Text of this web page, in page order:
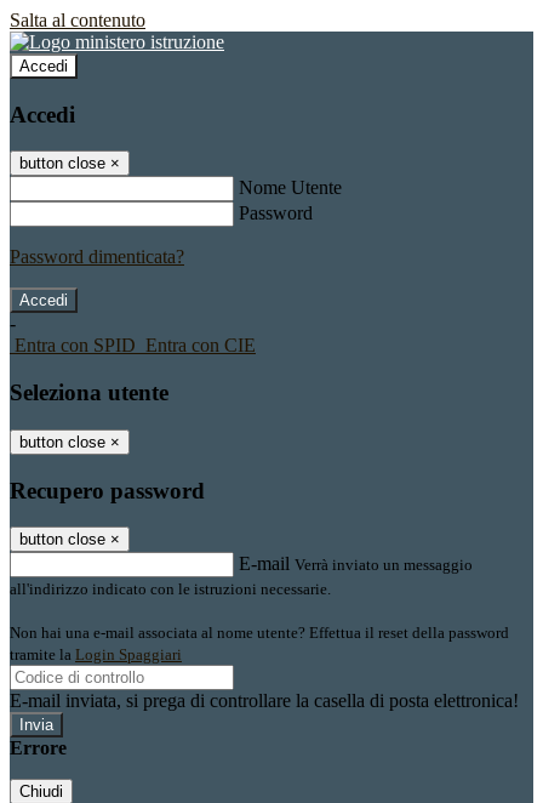
Salta al contenuto
Accedi
Accedi
button close ×
Nome Utente
Password
Password dimenticata?
-
Entra con SPID Entra con CIE
Seleziona utente
button close ×
Recupero password
button close ×
E-mail Verrà inviato un messaggio
all'indirizzo indicato con le istruzioni necessarie.
Non hai una e-mail associata al nome utente? Effettua il reset della password
tramite la Login Spaggiari
E-mail inviata, si prega di controllare la casella di posta elettronica!
Errore
Chiudi